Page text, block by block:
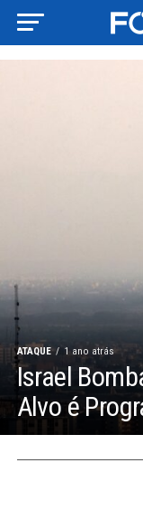
ATAQUE 1 ano atrás
Israel
Alvo é